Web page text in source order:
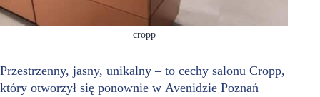
cropp
Przestrzenny, jasny, unikalny – to cechy salonu Cropp,
który otworzył się ponownie w Avenidzie Poznań